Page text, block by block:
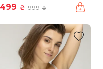
499 ₴ 999₴